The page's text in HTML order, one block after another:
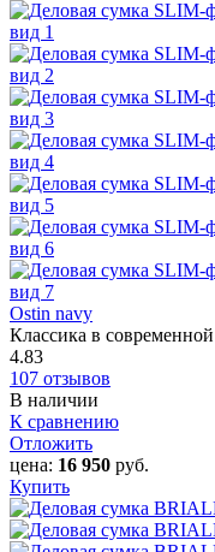
Ostin navy
Классика в
4.83
107 отзывов
В наличии
К сравнению
Отложить
цена: 16 950 руб.
Купить